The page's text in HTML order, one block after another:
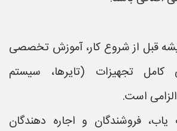
قبل از شروع کار، آموزش تخصصی
کامل تجهیزات (تایرها، سیستم
است.
فروشندگان و اجاره دهندگان